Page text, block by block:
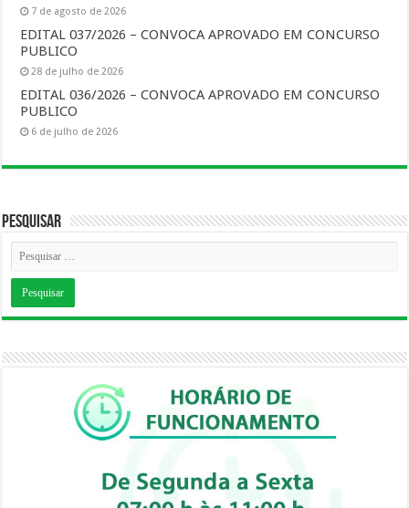
7 de agosto de 2026
EDITAL 037/2026 – CONVOCA APROVADO EM CONCURSO
PUBLICO
28 de julho de 2026
EDITAL 036/2026 – CONVOCA APROVADO EM CONCURSO
PUBLICO
6 de julho de 2026
Pesquisar